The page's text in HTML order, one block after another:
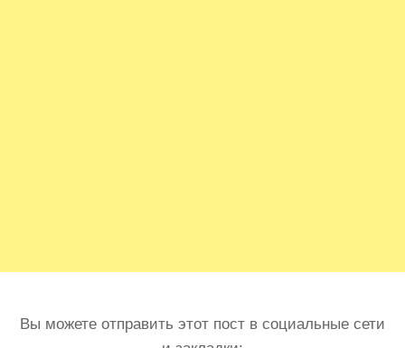
Вы можете отправить этот пост в социальные сети